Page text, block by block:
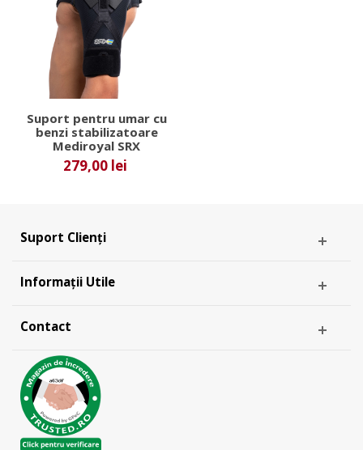
Suport pentru umar cu
benzi stabilizatoare
Mediroyal SRX
279,00 lei
Suport Clienți
Informații Utile
Contact